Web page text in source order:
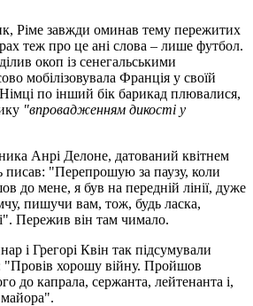
Ріме завжди оминав тему пережитих
теж про це ані слова – лише футбол.
окоп із сенегальськими
мобілізовувала Франція у своїй
по інший бік барикад плювалися,
"впровадженням дикості у
Анрі Делоне, датований квітнем
"Перепрошую за паузу, коли
до мене, я був на передній лінії, дуже
пишучи вам, тож, будь ласка,
Пережив він там чимало.
і Грегорі Квін так підсумували
"Провів хорошу війну. Пройшов
до капрала, сержанта, лейтенанта і,